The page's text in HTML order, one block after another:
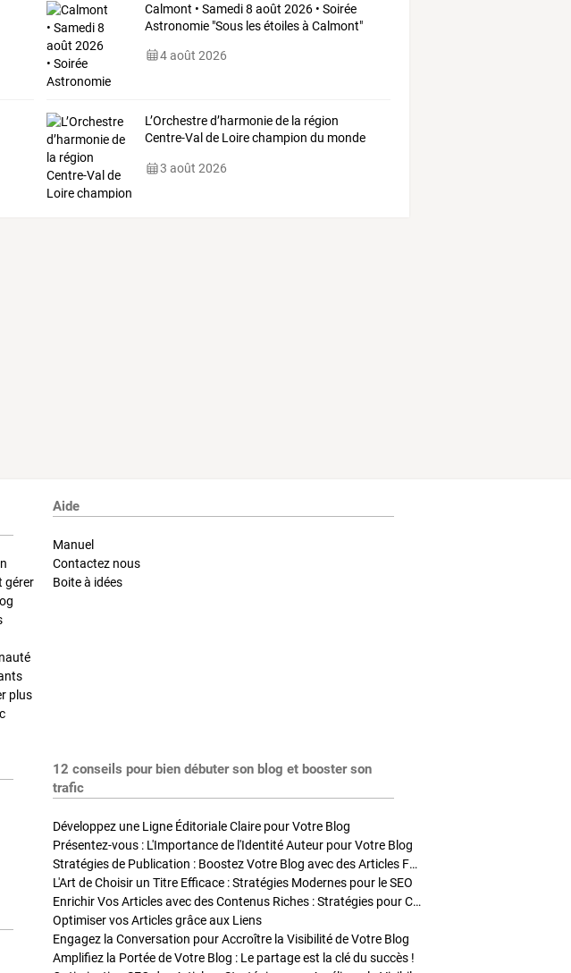
Calmont • Samedi 8 août 2026 • Soirée
Astronomie "Sous les étoiles à Calmont"
4 août 2026
L’Orchestred’harmoniede la région
Centre-Val de Loirechampion du monde
3 août 2026
gérer
plus
Aide
Manuel
Contactez nous
Boite à idées
12 conseils pour bien débuter son blog et booster son
trafic
Développez une Ligne Éditoriale Claire pour Votre Blog
Présentez-vous : L'Importance de l'Identité Auteur pour Votre Blog
Stratégies de Publication : Boostez Votre Blog avec des Articles Fréquents et Exclusifs
L'Art de Choisir un Titre Efficace : Stratégies Modernes pour le SEO
Enrichir Vos Articles avec des Contenus Riches : Stratégies pour Captiver et Optimiser
Optimiser vos Articles grâce aux Liens
Engagez la Conversation pour Accroître la Visibilité de Votre Blog
Amplifiez la Portée de Votre Blog : Le partage est la clé du succès !